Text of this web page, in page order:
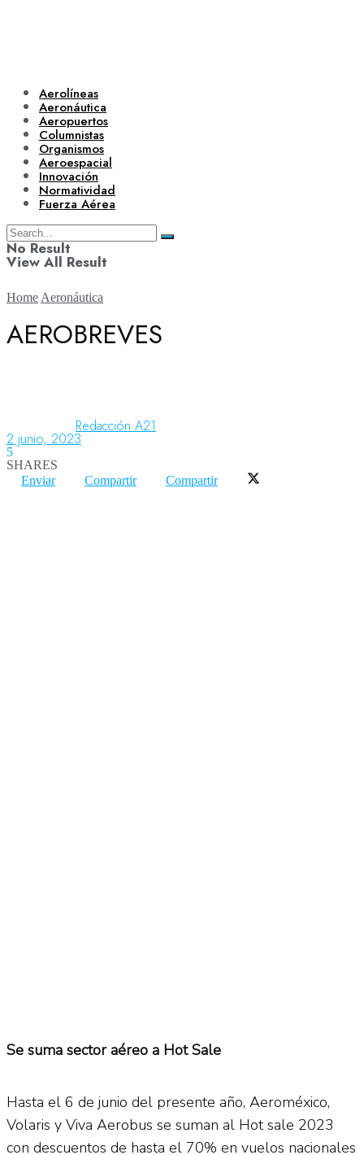
Aerolíneas
Aeronáutica
Aeropuertos
Columnistas
Organismos
Aeroespacial
Innovación
Normatividad
Fuerza Aérea
No Result
View All Result
Aeronáutica
Aeropuertos
Home Aeronáutica
AEROBREVES
Redacción A21
2 junio, 2023
5
SHARES
Enviar
Compartir Compartir
Se suma sector aéreo a Hot Sale
Hasta el 6 de junio del presente año, Aeroméxico,
Volaris y Viva Aerobus se suman al Hot sale 2023
con descuentos de hasta el 70% en vuelos nacionales